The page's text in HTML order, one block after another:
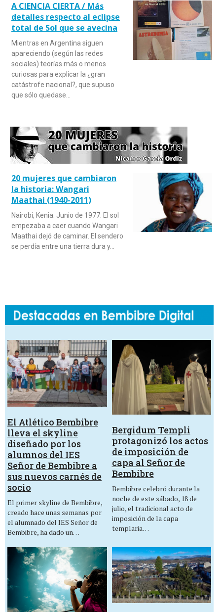
A CIENCIA CIERTA / Más
detalles respecto al eclipse
total de Sol que se avecina
Mientras en Argentina siguen
apareciendo (según las redes
sociales) teorías más o menos
curiosas para explicar la ¿gran
catástrofe nacional?, que supuso
que sólo quedase…
20 mujeres que cambiaron
la historia: Wangari
Maathai (1940-2011)
Nairobi, Kenia. Junio de 1977. El sol
empezaba a caer cuando Wangari
Maathai dejó de caminar. El sendero
se perdía entre una tierra dura y…
El Atlético Bembibre
lleva el skyline
diseñado por los
alumnos del IES
Señor de Bembibre a
sus nuevos carnés de
socio
El primer skyline de Bembibre,
creado hace unas semanas por
el alumnado del IES Señor de
Bembibre, ha dado un…
Bergidum Templi
protagonizó los actos
de imposición de
capa al Señor de
Bembibre
Bembibre celebró durante la
noche de este sábado, 18 de
julio, el tradicional acto de
imposición de la capa
templaria…